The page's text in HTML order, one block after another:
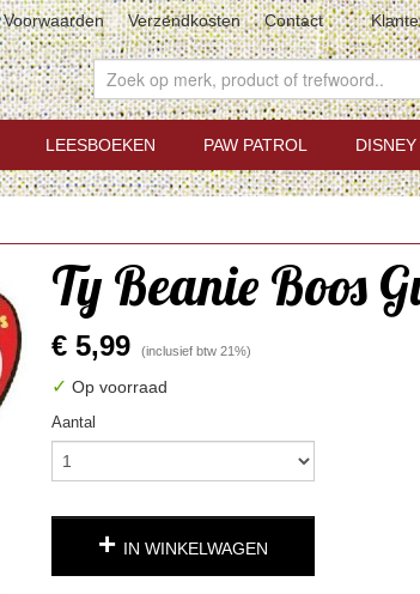
Voorwaarden Verzendkosten Contact
LEESBOEKEN PAW PATROL
Ty Beanie Boos
€ 5,99 (inclusief btw 21%)
✓ Op voorraad
Aantal
IN WINKELWAGEN